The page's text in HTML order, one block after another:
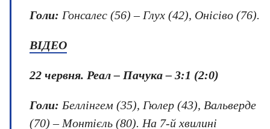
Голи: Гонсалес (56) – Глух (42), Онісіво (76).
ВІДЕО
22 червня. Реал – Пачука – 3:1 (2:0)
Голи: Беллінгем (35), Гюлер (43), Вальверде
(70) – Монтієль (80). На 7-й хвилині